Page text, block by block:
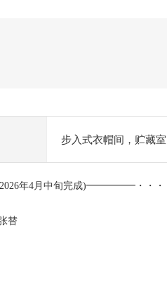
步入式衣帽间，贮藏室
年4月中旬完成)━━━━━・・・
替